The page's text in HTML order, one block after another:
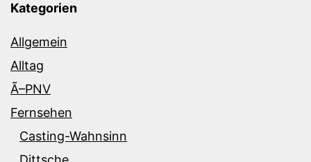
Kategorien
Allgemein
Alltag
Ã–PNV
Fernsehen
Casting-Wahnsinn